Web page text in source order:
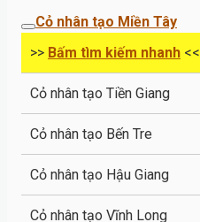
Cỏ nhân tạo Miền Tây
>> Bấm tìm kiếm nhanh <<
Cỏ nhân tạo Tiền Giang
Cỏ nhân tạo Bến Tre
Cỏ nhân tạo Hậu Giang
Cỏ nhân tạo Vĩnh Long